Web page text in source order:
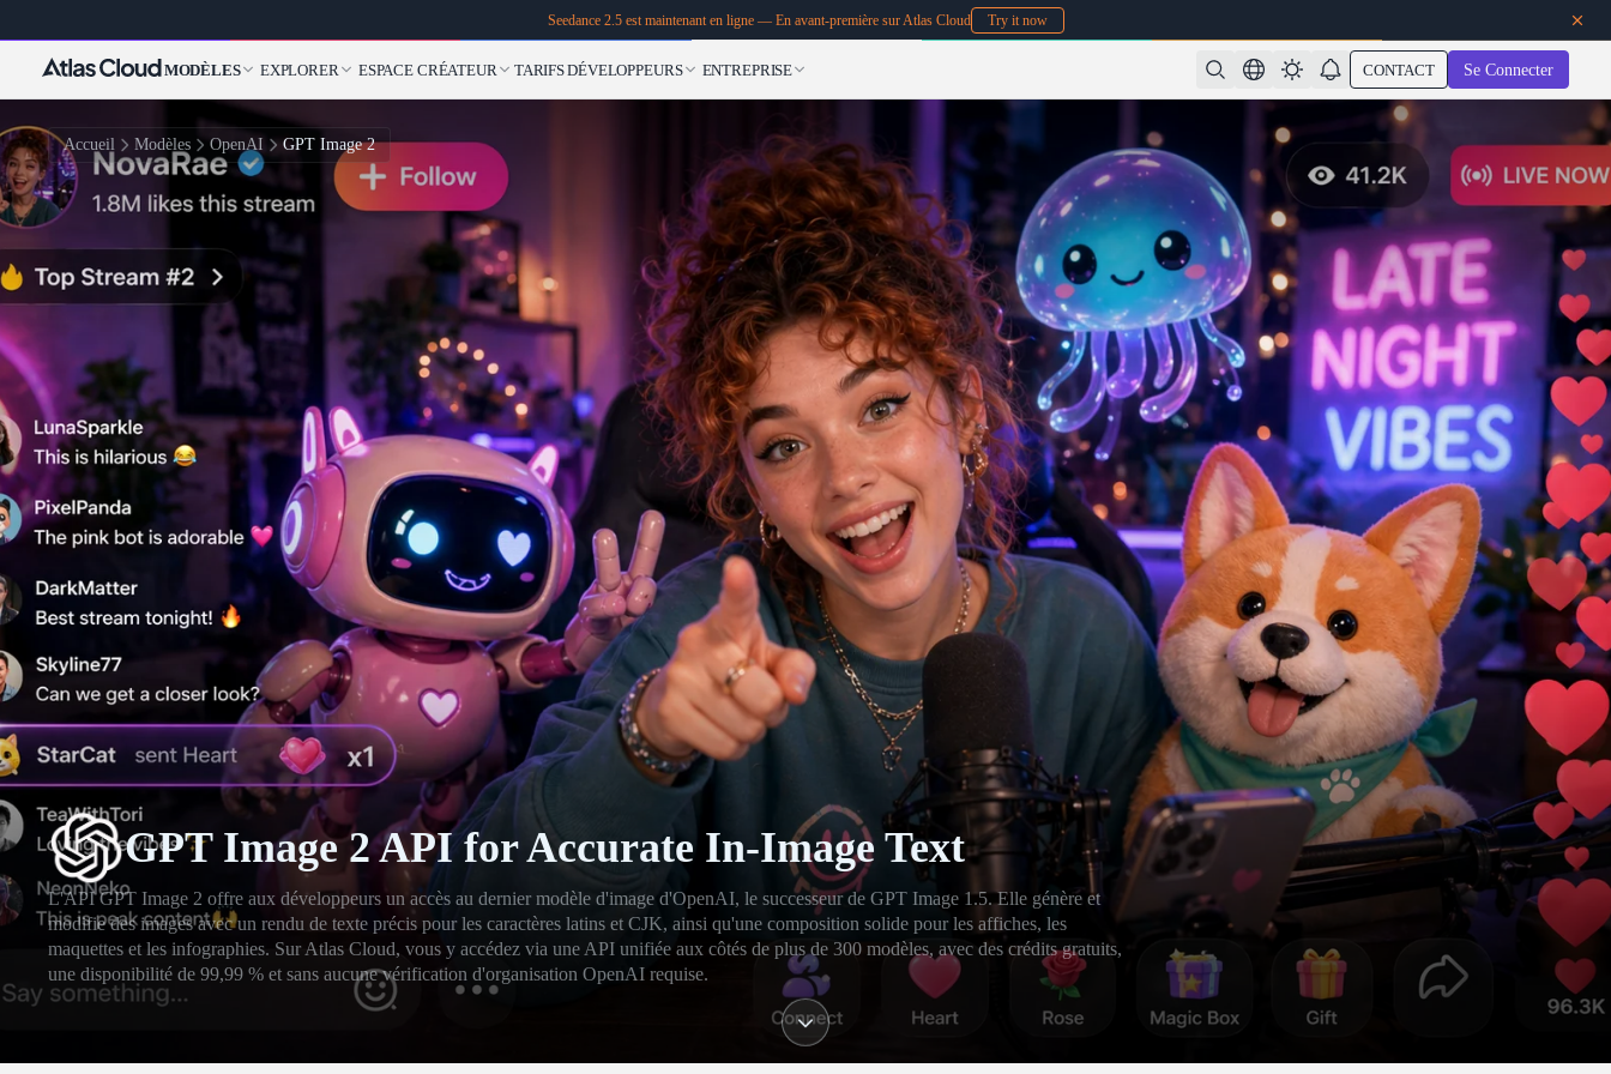
Seedance 2.5 est maintenant en ligne — En avant-première sur Atlas Cloud Try it now
MODÈLES EXPLORER ESPACE CRÉATEUR TARIFSDÉVELOPPEURS ENTREPRISE CONTACT Se Connecter
Accueil Modèles OpenAI GPT Image 2
GPT Image 2 API for Accurate In-Image Text
L'API GPT Image 2 offre aux développeurs un accès au dernier modèle d'image d'OpenAI, le successeur de GPT Image 1.5. Elle génère et
modifie des images avec un rendu de texte précis pour les caractères latins et CJK, ainsi qu'une composition solide pour les affiches, les
maquettes et les infographies. Sur Atlas Cloud, vous y accédez via une API unifiée aux côtés de plus de 300 modèles, avec des crédits gratuits,
une disponibilité de 99,99 % et sans aucune vérification d'organisation OpenAI requise.